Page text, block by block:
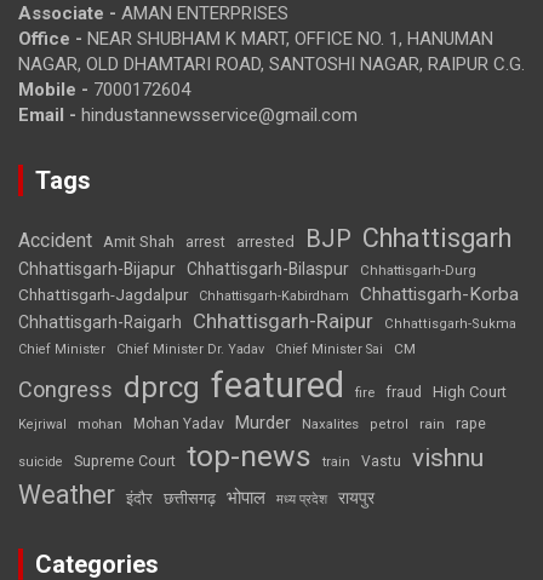
Associate - AMAN ENTERPRISES
Office - NEAR SHUBHAM K MART, OFFICE NO. 1, HANUMAN
NAGAR, OLD DHAMTARI ROAD, SANTOSHI NAGAR, RAIPUR C.G.
Mobile - 7000172604
Email - hindustannewsservice@gmail.com
Tags
Accident Amit Shah arrest arrested BJP Chhattisgarh
Chhattisgarh-Bijapur Chhattisgarh-Bilaspur Chhattisgarh-Durg
Chhattisgarh-Jagdalpur Chhattisgarh-Kabirdham Chhattisgarh-Korba
Chhattisgarh-Raigarh Chhattisgarh-Raipur
Chhattisgarh-Sukma
Chief Minister
Chief Minister Dr. Yadav Chief Minister Sai CM
Congress dprcg featured fire fraud High Court
Kejriwal mohan Mohan Yadav Murder Naxalites petrol rain rape
suicide Supreme Court top-news train Vastu vishnu
Weather इंदौर छत्तीसगढ़ भोपाल मध्य प्रदेश रायपुर
Categories